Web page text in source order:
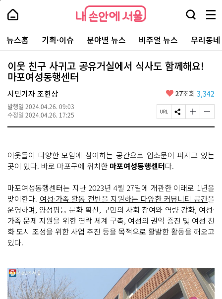
본
로
가
내
손
안
에
서
울
-
서
울
시
대
표
소
통
포
내
손
에
울
검
창
열
기
메
뉴
전
체
보
주
요
서
뉴스홈 기획·이슈 분야별 뉴스 비주얼 뉴스 우리동
이웃 친구 사귀고 공유거실에서 식사도 함께해요!
마포여성동행센터
시민기자 조한상
발행일 2024.04.26. 09:03
수정일 2024.04.26. 17:25
좋
요
27조회 3,342
페
이
L
복
사
S
N
유
하
글
자
게
하
기
글
자
게
하
기
이웃들이 다양한 모임에 참여하는 공간으로 입소문이 퍼지고 있는
곳이 있다. 바로 마포구에 위치한 마포여성동행센터다.
마포여성동행센터는 지난 2023년 4월 27일에 개관한 이래로 1년을
맞이한다. 여성·가족 활동 전반을 지원하는 다양한 커뮤니티 공간을
운영하며, 양성평등 문화 확산, 구민의 사회 참여와 역량 강화, 여성·
가족 문제 지원을 위한 연락 체계 구축, 여성의 권익 증진 및 여성 친
화 도시 조성을 위한 사업 추진 등을 목적으로 활발한 활동을 해오고
있다.
페
상
단
로